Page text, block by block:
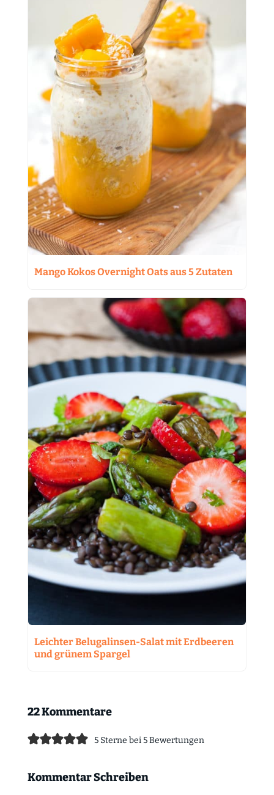
Mango Kokos Overnight Oats aus 5 Zutaten
Leichter Belugalinsen-Salat mit Erdbeeren
und grünem Spargel
22 Kommentare
5 Sterne bei 5 Bewertungen
Kommentar Schreiben